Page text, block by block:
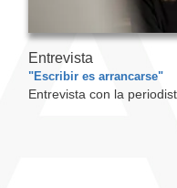
Entrevista
"Escribir es arrancarse"
Entrevista con la